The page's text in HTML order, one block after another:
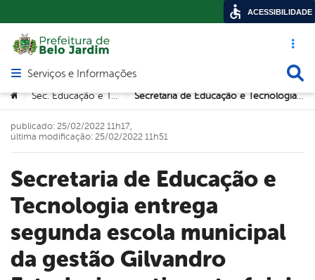
Acesso
Abrir menu principal de navegação
Serviços e Informações
Você está aqui:
> Sec. Educação e Tecnologia > Secretaria de Educação e Tecnologia entrega segunda escola municipal da gestão Gilvandro Estrela; investimento foi de R$ 1,3 milhão
Secretaria de Educação e
Tecnologia entrega
segunda escola municipal
da gestão Gilvandro
publicado: 25/02/2022 11h17,
última modificação: 25/02/2022 11h51
ACESSIBILIDADE